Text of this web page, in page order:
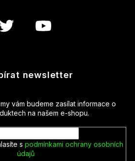
newsletter
vám budeme zasílat informace o
na našem e-shopu.
s podmínkami ochrany osobních
údajů